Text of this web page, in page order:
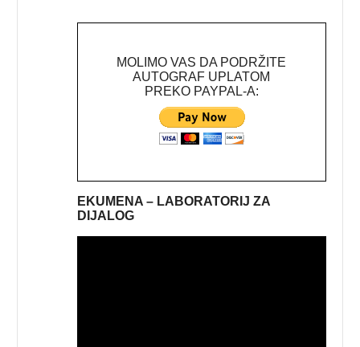
MOLIMO VAS DA PODRŽITE
AUTOGRAF UPLATOM
PREKO PAYPAL-A:
EKUMENA – LABORATORIJ ZA
DIJALOG